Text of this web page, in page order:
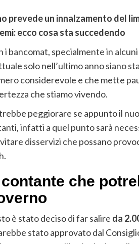
prevede un innalzamento del
ecco cosa sta succedendo
i bancomat, specialmente in
solo nell’ultimo anno siano
considerevole e che mette
che stiamo vivendo.
peggiorare se appunto il
infatti a quel punto sarà
disservizi che possano
che
è stato deciso di far salire da
stato approvato dal